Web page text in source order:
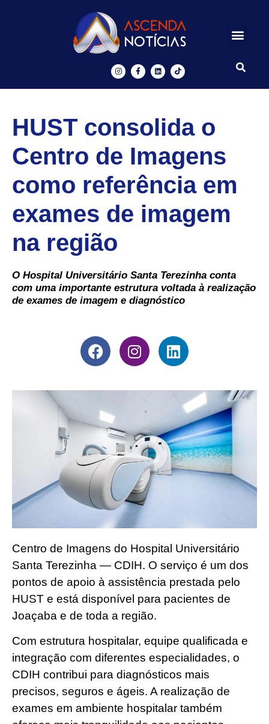
HUST consolida o
Centro de Imagens
como referência em
exames de imagem
na região
O Hospital Universitário Santa Terezinha conta
com uma importante estrutura voltada à realização
de exames de imagem e diagnóstico
Centro de Imagens do Hospital Universitário
Santa Terezinha — CDIH. O serviço é um dos
pontos de apoio à assistência prestada pelo
HUST e está disponível para pacientes de
Joaçaba e de toda a região.
Com estrutura hospitalar, equipe qualificada e
integração com diferentes especialidades, o
CDIH contribui para diagnósticos mais
precisos, seguros e ágeis. A realização de
exames em ambiente hospitalar também